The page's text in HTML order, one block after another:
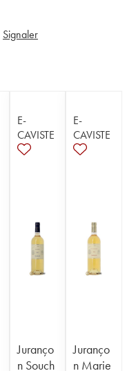
Signaler
E-
CAVISTE
Juranço
n Souch
E-
CAVISTE
Juranço
n Marie